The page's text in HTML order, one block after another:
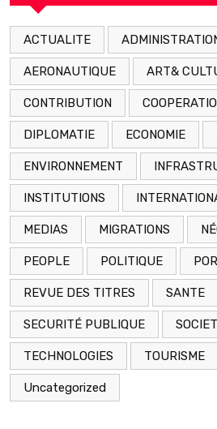
ACTUALITE
AERONAUTIQUE ART&
CONTRIBUTION
DIPLOMATIE ECONOMIE
ENVIRONNEMENT
INSTITUTIONS
MEDIAS MIGRATIONS
PEOPLE POLITIQUE
REVUE DES TITRES SANTE
SECURITÉ PUBLIQUE
TECHNOLOGIES TOURISME
Uncategorized